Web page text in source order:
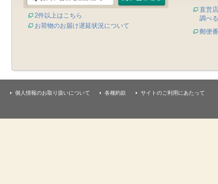
2件以上はこちら
お荷物のお届け遅延状況について
直営
調べる
郵便
個人情報のお取り扱いについて 各種約款 サイトのご利用にあたって